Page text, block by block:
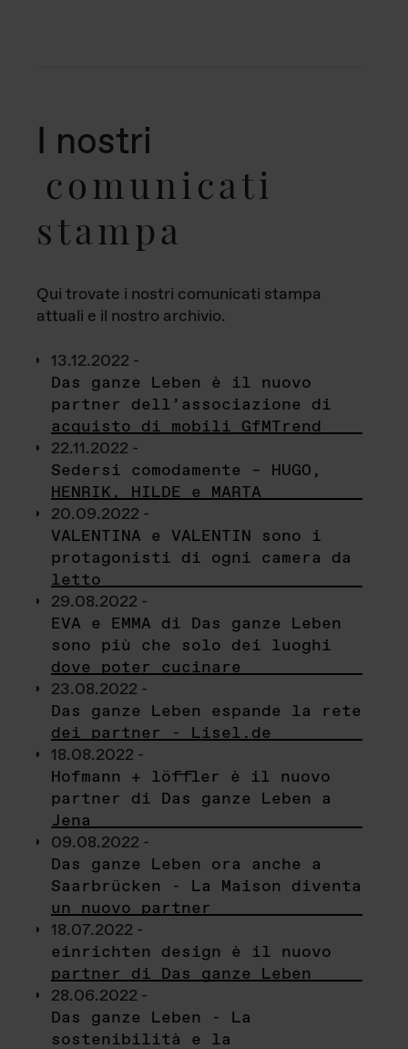
I nostri
comunicati
stampa
Qui trovate i nostri comunicati stampa
attuali e il nostro archivio.
13.12.2022 -
Das ganze Leben è il nuovo
partner dell’associazione di
acquisto di mobili GfMTrend
22.11.2022 -
Sedersi comodamente – HUGO,
HENRIK, HILDE e MARTA
20.09.2022 -
VALENTINA e VALENTIN sono i
protagonisti di ogni camera da
letto
29.08.2022 -
EVA e EMMA di Das ganze Leben
sono più che solo dei luoghi
dove poter cucinare
23.08.2022 -
Das ganze Leben espande la rete
dei partner - Lisel.de
18.08.2022 -
Hofmann + löffler è il nuovo
partner di Das ganze Leben a
Jena
09.08.2022 -
Das ganze Leben ora anche a
Saarbrücken - La Maison diventa
un nuovo partner
18.07.2022 -
einrichten design è il nuovo
partner di Das ganze Leben
28.06.2022 -
Das ganze Leben - La
sostenibilità e la